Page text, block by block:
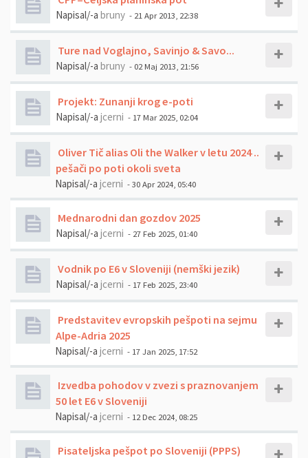
Napisal/-a bruny - 21 Apr 2013, 22:38
Ture nad Voglajno, Savinjo & Savo...
Napisal/-a bruny - 02 Maj 2013, 21:56
Projekt: Zunanji krog e-poti
Napisal/-a jcerni - 17 Mar 2025, 02:04
Oliver Tič alias Oli the Walker v letu 2024 ..
pešači po poti okoli sveta
Napisal/-a jcerni - 30 Apr 2024, 05:40
Mednarodni dan gozdov 2025
Napisal/-a jcerni - 27 Feb 2025, 01:40
Vodnik po E6 v Sloveniji (nemški jezik)
Napisal/-a jcerni - 17 Feb 2025, 23:40
Predstavitev evropskih pešpoti na sejmu
Alpe-Adria 2025
Napisal/-a jcerni - 17 Jan 2025, 17:52
Izvedba pohodov v zvezi s praznovanjem
50 let E6 v Sloveniji
Napisal/-a jcerni - 12 Dec 2024, 08:25
Pisateljska pešpot po Sloveniji (PPPS)